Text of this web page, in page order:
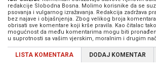
redakcije Slobodna Bosna. Molimo korisnike da se
psovanja i vulgarnog izražavanja. Redakcija zadržava
bez najave i objašnjenja. Zbog velikog broja
obrisati sve komentare koji krše pravila. Kao čitalac
mogućnost da među komentarima mogu biti
u suprotnosti sa vašim vjerskim, moralnim i drugim
LISTA KOMENTARA DODAJ KOMENTAR